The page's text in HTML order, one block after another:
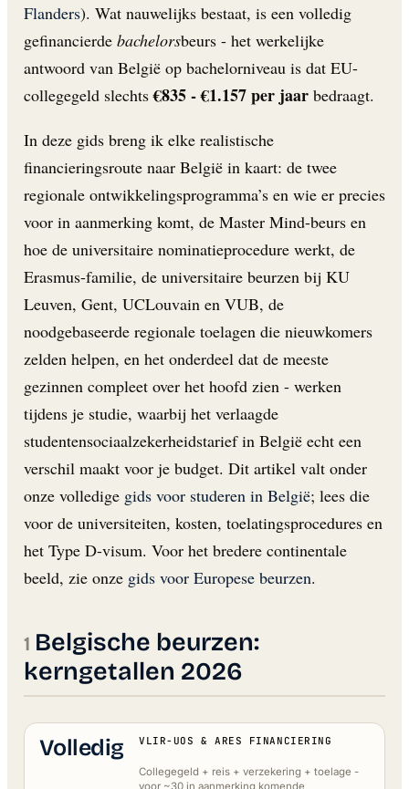
Flanders). Wat nauwelijks bestaat, is een volledig
gefinancierde bachelorsbeurs - het werkelijke
antwoord van België op bachelorniveau is dat EU-
collegegeld slechts€835 - €1.157 per jaar bedraagt.
In deze gids breng ik elke realistische
financieringsroute naar België in kaart: de twee
regionale ontwikkelingsprogramma’s en wie er precies
voor in aanmerking komt, de Master Mind-beurs en
hoe de universitaire nominatieprocedure werkt, de
Erasmus-familie, de universitaire beurzen bij KU
Leuven, Gent, UCLouvain en VUB, de
noodgebaseerde regionale toelagen die nieuwkomers
zelden helpen, en het onderdeel dat de meeste
gezinnen compleet over het hoofd zien - werken
tijdens je studie, waarbij het verlaagde
studentensociaalzekerheidstarief in België echt een
verschil maakt voor je budget. Dit artikel valt onder
onze volledige gids voor studeren in België; lees die
voor de universiteiten, kosten, toelatingsprocedures en
het Type D-visum. Voor het bredere continentale
beeld, zie onze gids voor Europese beurzen.
Belgische beurzen:
kerngetallen 2026
Volledig VLIR-UOS & ARES FINANCIERING
Collegegeld + reis + verzekering + toelage -
voor ~30 in aanmerking komende